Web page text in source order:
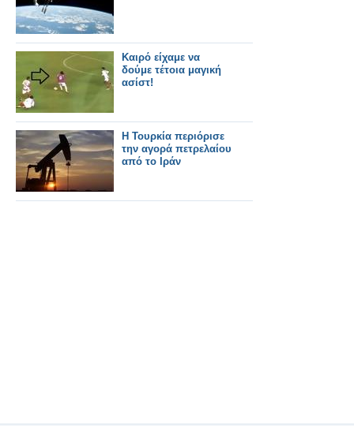
Καιρό είχαμε να
δούμε τέτοια μαγική
ασίστ!
Η Τουρκία περιόρισε
την αγορά πετρελαίου
από το Ιράν